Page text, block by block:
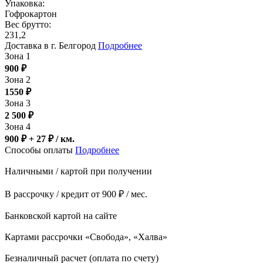
Упаковка:
Гофрокартон
Вес брутто:
231,2
Доставка в г. Белгород Подробнее
Зона 1
900 ₽
Зона 2
1550 ₽
Зона 3
2 500 ₽
Зона 4
900 ₽ + 27 ₽/ км.
Способы оплаты Подробнее
Наличными / картой при получении
В рассрочку / кредит от 900 ₽ / мес.
Банковской картой на сайте
Картами рассрочки «Свобода», «Халва»
Безналичный расчет (оплата по счету)